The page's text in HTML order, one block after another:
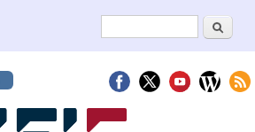
Formulario deBuscar